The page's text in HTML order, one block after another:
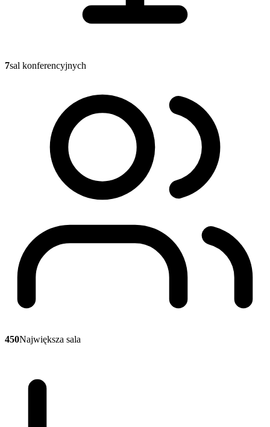
7sal konferencyjnych
450Największa sala